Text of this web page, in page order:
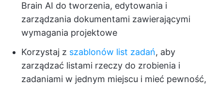
Brain AI do tworzenia, edytowania i
zarządzania dokumentami zawierającymi
wymagania projektowe
Korzystaj z szablonów list zadań, aby
zarządzać listami rzeczy do zrobienia i
zadaniami w jednym miejscu i mieć pewność,